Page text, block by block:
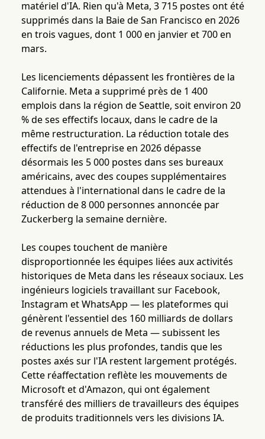
matériel d'IA. Rien qu'à Meta, 3 715 postes ont été
supprimés dans la Baie de San Francisco en 2026
en trois vagues, dont 1 000 en janvier et 700 en
mars.
Les licenciements dépassent les frontières de la
Californie. Meta a supprimé près de 1 400
emplois dans la région de Seattle, soit environ 20
% de ses effectifs locaux, dans le cadre de la
même restructuration. La réduction totale des
effectifs de l'entreprise en 2026 dépasse
désormais les 5 000 postes dans ses bureaux
américains, avec des coupes supplémentaires
attendues à l'international dans le cadre de la
réduction de 8 000 personnes annoncée par
Zuckerberg la semaine dernière.
Les coupes touchent de manière
disproportionnée les équipes liées aux activités
historiques de Meta dans les réseaux sociaux. Les
ingénieurs logiciels travaillant sur Facebook,
Instagram et WhatsApp — les plateformes qui
génèrent l'essentiel des 160 milliards de dollars
de revenus annuels de Meta — subissent les
réductions les plus profondes, tandis que les
postes axés sur l'IA restent largement protégés.
Cette réaffectation reflète les mouvements de
Microsoft et d'Amazon, qui ont également
transféré des milliers de travailleurs des équipes
de produits traditionnels vers les divisions IA.